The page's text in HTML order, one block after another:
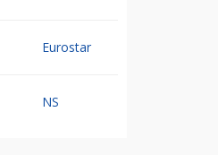
Eurostar
NS